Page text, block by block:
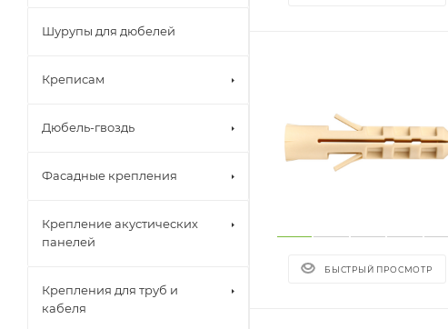
БЫСТРЫЙ ПРОСМОТР
Шурупы для дюбелей
Креписам
Дюбель-гвоздь
Фасадные крепления
Крепление акустических
панелей
Крепления для труб и
кабеля